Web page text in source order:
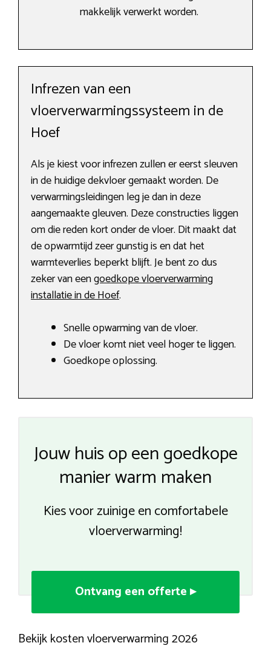
makkelijk verwerkt worden.
Infrezen van een
vloerverwarmingssysteem in de
Hoef
Als je kiest voor infrezen zullen er eerst sleuven
in de huidige dekvloer gemaakt worden. De
verwarmingsleidingen leg je dan in deze
aangemaakte gleuven. Deze constructies liggen
om die reden kort onder de vloer. Dit maakt dat
de opwarmtijd zeer gunstig is en dat het
warmteverlies beperkt blijft. Je bent zo dus
zeker van eengoedkope vloerverwarming
installatie in de Hoef.
Snelle opwarming van de vloer.
De vloer komt niet veel hoger te liggen.
Goedkope oplossing.
Jouw huis op een goedkope
manier warm maken
Kies voor zuinige en comfortabele
vloerverwarming!
Ontvang een offerte ▸
Bekijk kosten vloerverwarming 2026